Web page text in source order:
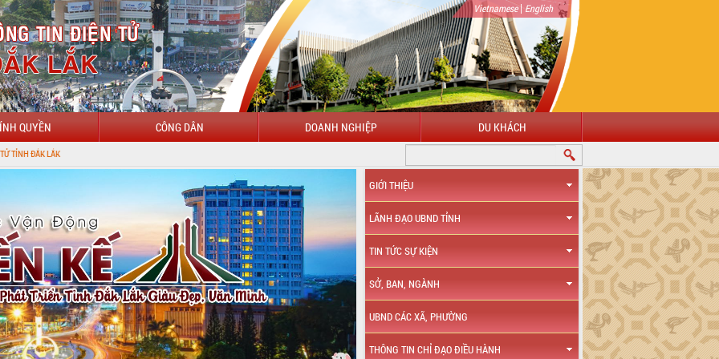
Vietnamese| English
QUYỀN CÔNG DÂN DOANH NGHIỆP DU KHÁCH
GIỚI THIỆU
LÃNH ĐẠO UBND TỈNH
TIN TỨC SỰ KIỆN
SỞ, BAN, NGÀNH
UBND CÁC XÃ, PHƯỜNG
THÔNG TIN CHỈ ĐẠO ĐIỀU HÀNH